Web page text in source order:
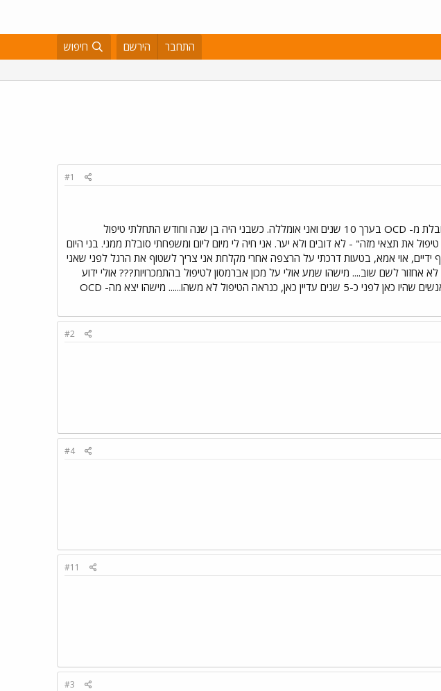
התחבר הירשם חיפוש
#1
אני חושבת שעברו להן 5 שנים מאז שהייתי כאן לאחרונה. אספר בקצרה - אני סובלת מ- OCD בערך 10 שנים ואני אומללה. כשבני היה בן שנה וחודש התחלתי טיפול
את תצאי מזה" - לא דובים ולא יער. אני חיה לי מיום ליום ומשפחתי סובלת ממני. בני היום
ידיים, אוי אמא, בטעות דרכתי על הרצפה אחרי מקלחת אני צריך לשטוף את הרגל לפני שאני
לשם שוב.... מישהו שמע אולי על מכון אברמסון לטיפול בהתמכרויות??? אולי ידוע
למישהו האם הטיפול שם עזר לו ל OCD? תודה אני (דרך אגב אני רואה שאותם אנשים שהיו כאן לפני כ-5 שנים עדיין כאן, כנראה הטיפול לא משהו...... מישהו יצא מה- OCD
#2
#4
#11
#3